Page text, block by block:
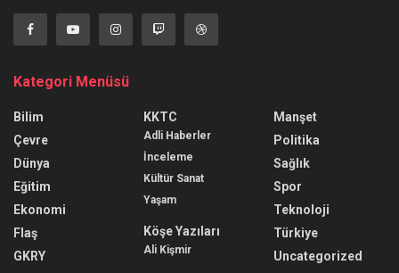
Kategori Menüsü
Bilim
Çevre
Dünya
Eğitim
Ekonomi
Flaş
GKRY
KKTC
Adli Haberler
İnceleme
Kültür Sanat
Yaşam
Köşe Yazıları
Ali Kişmir
Manşet
Politika
Sağlık
Spor
Teknoloji
Türkiye
Uncategorized